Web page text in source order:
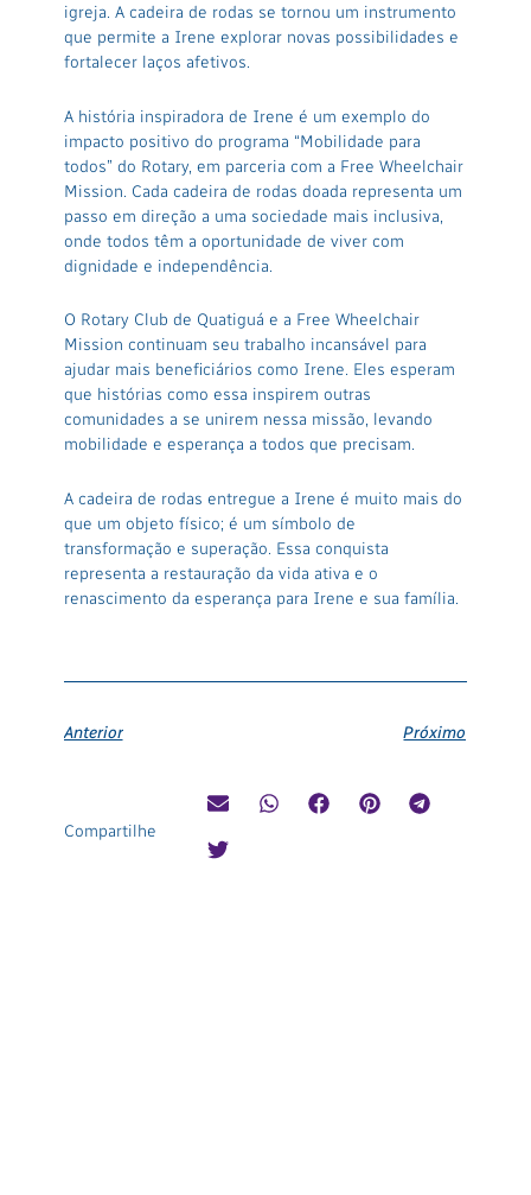
igreja. A cadeira de rodas se tornou um instrumento
que permite a Irene explorar novas possibilidades e
fortalecer laços afetivos.
A história inspiradora de Irene é um exemplo do
impacto positivo do programa “Mobilidade para
todos” do Rotary, em parceria com a Free Wheelchair
Mission. Cada cadeira de rodas doada representa um
passo em direção a uma sociedade mais inclusiva,
onde todos têm a oportunidade de viver com
dignidade e independência.
O Rotary Club de Quatiguá e a Free Wheelchair
Mission continuam seu trabalho incansável para
ajudar mais beneficiários como Irene. Eles esperam
que histórias como essa inspirem outras
comunidades a se unirem nessa missão, levando
mobilidade e esperança a todos que precisam.
A cadeira de rodas entregue a Irene é muito mais do
que um objeto físico; é um símbolo de
transformação e superação. Essa conquista
representa a restauração da vida ativa e o
renascimento da esperança para Irene e sua família.
Anterior Próximo
Compartilhe